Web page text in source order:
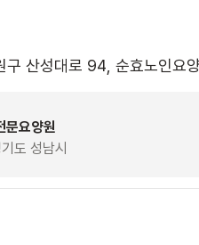
산성대로 94, 순효노인요
문요양원
도 성남시